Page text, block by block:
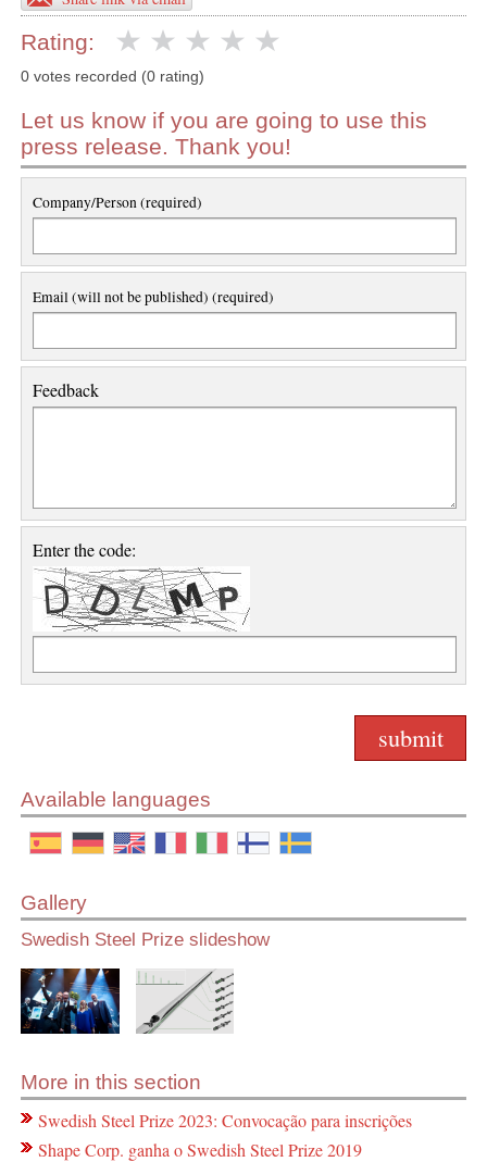
Rating:
0 votes recorded (0 rating)
Let us know if you are going to use this
press release. Thank you!
Company/Person (required)
Email (will not be published) (required)
Feedback
Enter the code:
Available languages
Gallery
Swedish Steel Prize slideshow
More in this section
Swedish Steel Prize 2023: Convocação para inscrições
Shape Corp. ganha o Swedish Steel Prize 2019